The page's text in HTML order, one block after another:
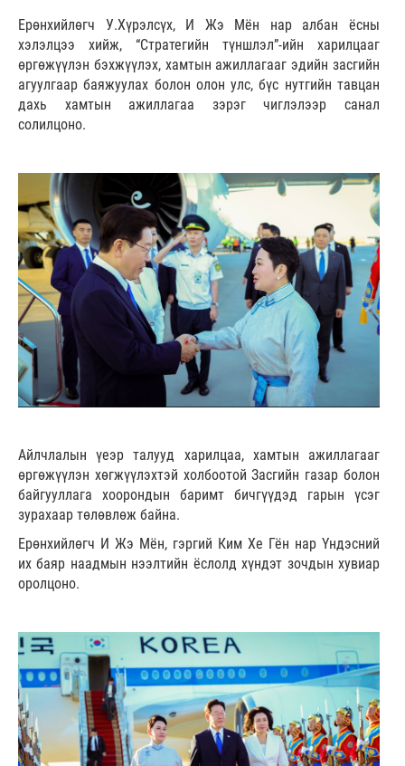
Ерөнхийлөгч У.Хүрэлсүх, И Жэ Мён нар албан ёсны
хэлэлцээ хийж, “Стратегийн түншлэл”-ийн харилцааг
өргөжүүлэн бэхжүүлэх, хамтын ажиллагааг эдийн засгийн
агуулгаар баяжуулах болон олон улс, бүс нутгийн тавцан
дахь хамтын ажиллагаа зэрэг чиглэлээр санал
солилцоно.
Айлчлалын үеэр талууд харилцаа, хамтын ажиллагааг
өргөжүүлэн хөгжүүлэхтэй холбоотой Засгийн газар болон
байгууллага хоорондын баримт бичгүүдэд гарын үсэг
зурахаар төлөвлөж байна.
Ерөнхийлөгч И Жэ Мён, гэргий Ким Хе Гён нар Үндэсний
их баяр наадмын нээлтийн ёслолд хүндэт зочдын хувиар
оролцоно.